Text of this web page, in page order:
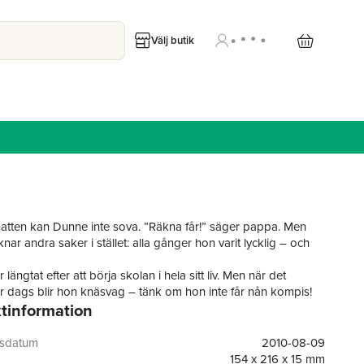
Välj butik
kan Dunne inte sova. ”Räkna får!” säger pappa. Men
andra saker i stället: alla gånger hon varit lycklig – och
längtat efter att börja skolan i hela sitt liv. Men när det
dags blir hon knäsvag – tänk om hon inte får nån kompis!
utan att ha kompisar är ju värsta mardrömmen, mycket
och Ella Frida hittar varandra på skolgården redan nästa
gunga ihop och det fortsätter de med hela
2010-08-09
154 x 216 x 15 mm